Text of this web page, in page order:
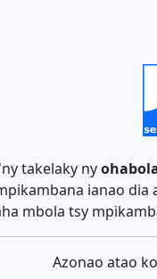
takelaky ny
ianao
mbola tsy
Azonao atao